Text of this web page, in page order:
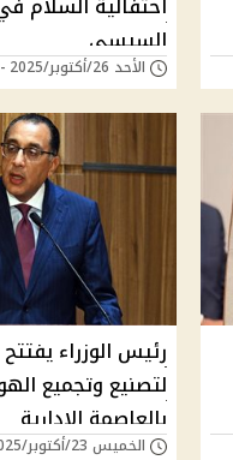
السيسي
الأحد 26/أكتوبر/2025 - 09:20 م
رئيس الوزراء
لتصنيع وتجميع
بالعاصمة الإدارية
الخميس 23/أكتوبر/2025 - 11:41 ص